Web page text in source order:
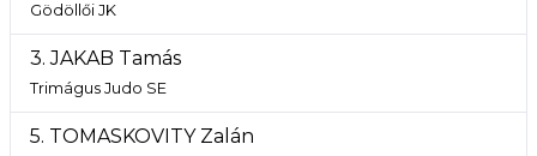
Gödöllői JK
3. JAKAB Tamás
Trimágus Judo SE
5. TOMASKOVITY Zalán